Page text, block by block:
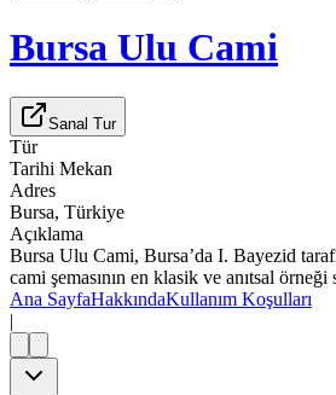
Bursa Ulu Cami
Sanal Tur
Tür
Tarihi Mekan
Adres
Bursa, Türkiye
Açıklama
Bursa Ulu Cami, Bursa’da I. Bayezid
cami şemasının en klasik ve anıtsal örneği
Ana SayfaHakkındaKullanım Koşulları
|